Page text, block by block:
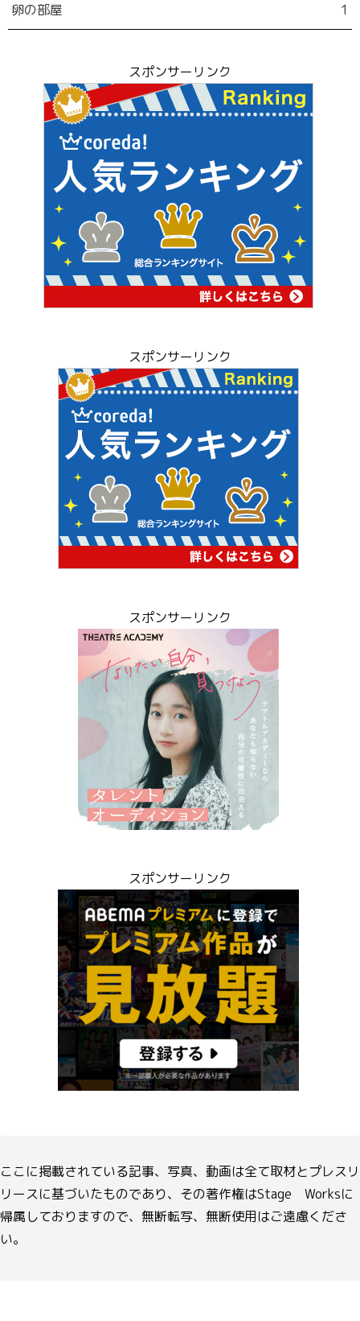
卵の部屋 1
スポンサーリンク
スポンサーリンク
スポンサーリンク
スポンサーリンク
ここに掲載されている記事、写真、動画は全て取材とプレスリ
リースに基づいたものであり、その著作権はStage Worksに
帰属しておりますので、無断転写、無断使用はご遠慮くださ
い。